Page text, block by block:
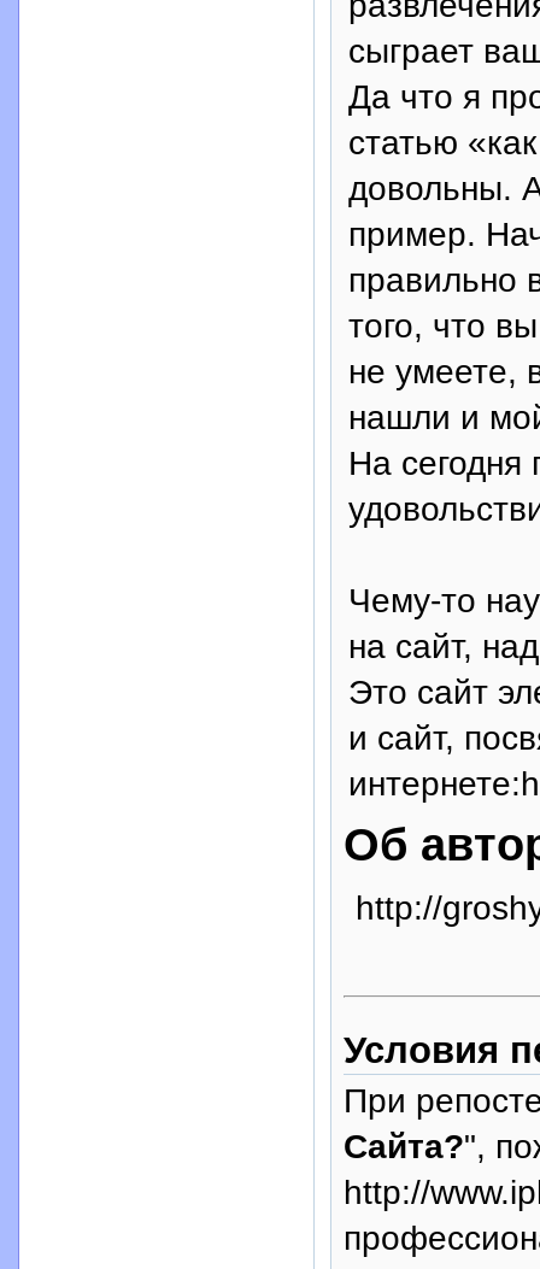
сыграет
Да что я
статью
довольны.
пример.
правильно
того, что
не умеете,
нашли и
На
Чему-то
на сайт,
Это сайт
и сайт,
Об
http://
Условия
При
Сайта?",
http://